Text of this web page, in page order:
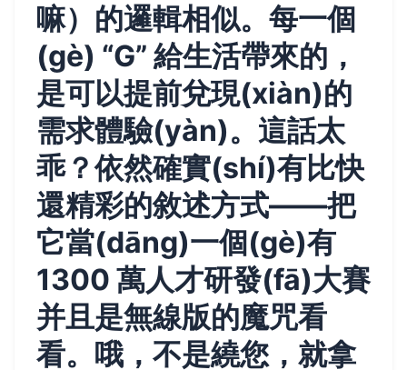
嘛）的邏輯相似。每一個
(gè) “G” 給生活帶來的，
是可以提前兌現(xiàn)的
需求體驗(yàn)。這話太
乖？依然確實(shí)有比快
還精彩的敘述方式——把
它當(dāng)一個(gè)有
1300 萬人才研發(fā)大賽
并且是無線版的魔咒看
看。哦，不是繞您，就拿